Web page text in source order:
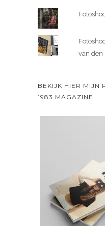
van den
BEKIJK HIER MIJN
1983 MAGAZINE